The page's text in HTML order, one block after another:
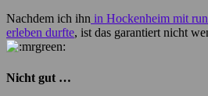
Nachdem ich ihn in Hockenheim mit
erleben durfte, ist das garantiert nicht
Nicht gut …